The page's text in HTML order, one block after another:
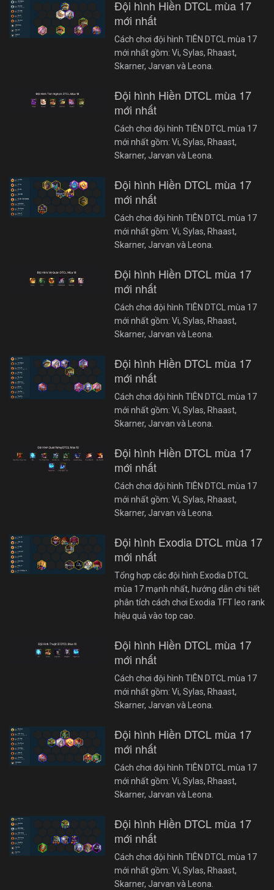
Đội hình Hiền DTCL mùa 17
mới nhất
Cách chơi đội hình TIÊN DTCL mùa 17
mới nhất gồm: Vi, Sylas, Rhaast,
Skarner, Jarvan và Leona.
Đội hình Hiền DTCL mùa 17
mới nhất
Cách chơi đội hình TIÊN DTCL mùa 17
mới nhất gồm: Vi, Sylas, Rhaast,
Skarner, Jarvan và Leona.
Đội hình Hiền DTCL mùa 17
mới nhất
Cách chơi đội hình TIÊN DTCL mùa 17
mới nhất gồm: Vi, Sylas, Rhaast,
Skarner, Jarvan và Leona.
Đội hình Hiền DTCL mùa 17
mới nhất
Cách chơi đội hình TIÊN DTCL mùa 17
mới nhất gồm: Vi, Sylas, Rhaast,
Skarner, Jarvan và Leona.
Đội hình Hiền DTCL mùa 17
mới nhất
Cách chơi đội hình TIÊN DTCL mùa 17
mới nhất gồm: Vi, Sylas, Rhaast,
Skarner, Jarvan và Leona.
Đội hình Hiền DTCL mùa 17
mới nhất
Cách chơi đội hình TIÊN DTCL mùa 17
mới nhất gồm: Vi, Sylas, Rhaast,
Skarner, Jarvan và Leona.
Đội hình Exodia DTCL mùa 17
mới nhất
Tổng hợp các đội hình Exodia DTCL
mùa 17 mạnh nhất, hướng dẫn chi tiết
phân tích cách chơi Exodia TFT leo rank
hiệu quả vào top cao.
Đội hình Hiền DTCL mùa 17
mới nhất
Cách chơi đội hình TIÊN DTCL mùa 17
mới nhất gồm: Vi, Sylas, Rhaast,
Skarner, Jarvan và Leona.
Đội hình Hiền DTCL mùa 17
mới nhất
Cách chơi đội hình TIÊN DTCL mùa 17
mới nhất gồm: Vi, Sylas, Rhaast,
Skarner, Jarvan và Leona.
Đội hình Hiền DTCL mùa 17
mới nhất
Cách chơi đội hình TIÊN DTCL mùa 17
mới nhất gồm: Vi, Sylas, Rhaast,
Skarner, Jarvan và Leona.